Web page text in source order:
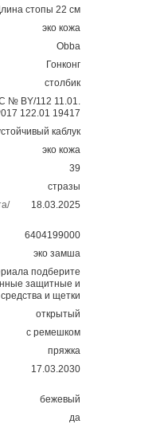
2501
стопы 22 см
эко кожа
Obba
Гонконг
столбик
№ BY/112 11.01.
122.01 19417
каблук
эко кожа
39
стразы
18.03.2025
6404199000
эко замша
подберите
защитные и
и щетки
открытый
с ремешком
пряжка
17.03.2030
бежевый
да